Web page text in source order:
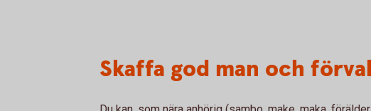
Skaffa god man och